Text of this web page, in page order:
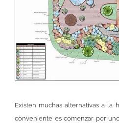
Existen muchas alternativas a la
conveniente es comenzar por